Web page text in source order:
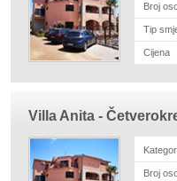
Broj
Tip
Cijena
Villa Anita -
Broj